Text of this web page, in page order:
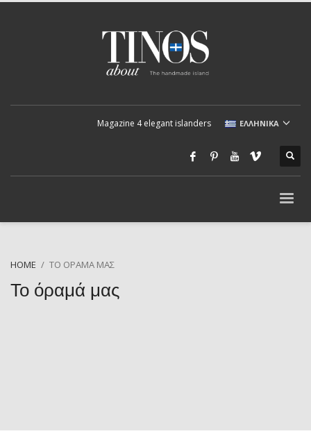
Magazine 4 elegant islanders ΕΛΛΗΝΙΚΆ
HOME ΤΟ ΌΡΑΜΆ ΜΑΣ
Το όραμά μας